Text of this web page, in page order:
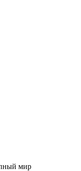
мир